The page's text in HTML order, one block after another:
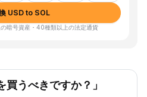
USD to SOL
暗号資産・40種類以上の法定通貨
買うべきですか？」